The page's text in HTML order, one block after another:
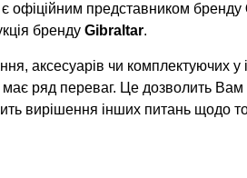
офіційним представником бренду
бренду Gibraltar.
аксесуарів чи комплектуючих у
ряд переваг. Це дозволить Вам
вирішення інших питань щодо